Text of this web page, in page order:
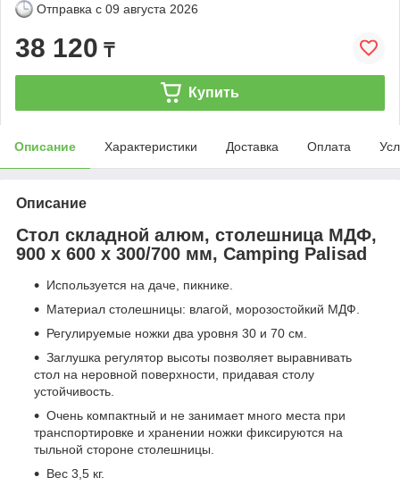
Отправка с 09 августа 2026
38 120 ₸
Купить
Описание Характеристики Доставка Оплата
Описание
Стол складной алюм, столешница МДФ,
900 x 600 x 300/700 мм, Camping Palisad
Используется на даче, пикнике.
Материал столешницы: влагой, морозостойкий МДФ.
Регулируемые ножки два уровня 30 и 70 см.
Заглушка регулятор высоты позволяет выравнивать
стол на неровной поверхности, придавая столу
устойчивость.
Очень компактный и не занимает много места при
транспортировке и хранении ножки фиксируются на
тыльной стороне столешницы.
Вес 3,5 кг.